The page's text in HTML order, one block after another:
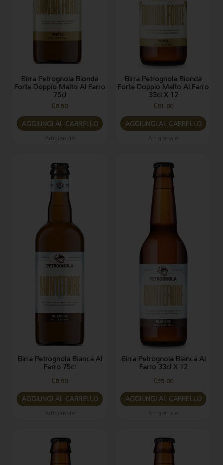
Birra Petrognola Bionda
Forte Doppio Malto Al Farro
75cl
€8.50
AGGIUNGI AL CARRELLO
Birra Petrognola Bionda
Forte Doppio Malto Al Farro
33cl X 12
€61.00
AGGIUNGI AL CARRELLO
Birra Petrognola Bianca Al
Farro 75cl
€8.50
AGGIUNGI AL CARRELLO
Birra Petrognola Bianca Al
Farro 33cl X 12
€55.00
AGGIUNGI AL CARRELLO